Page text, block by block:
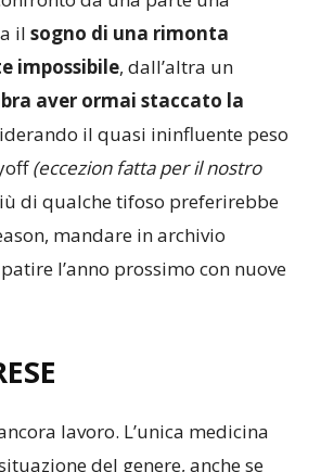
ilsogno di una rimonta
impossibile, dall’altra un
aver ormai staccato la
il quasi ininfluente peso
(eccezion fatta per il nostro
di qualche tifoso preferirebbe
mandare in archivio
l’anno prossimo con nuove
del genere, anche se